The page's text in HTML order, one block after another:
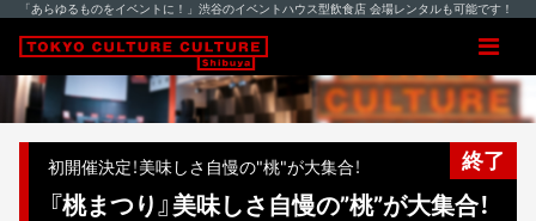
「あらゆるものをイベントに！」渋谷のイベントハウス型飲食店 会場レンタルも可能です！
終了
初開催決定！美味しさ自慢の"桃"が大集合！
『桃まつり』美味しさ自慢の”桃”が大集合！